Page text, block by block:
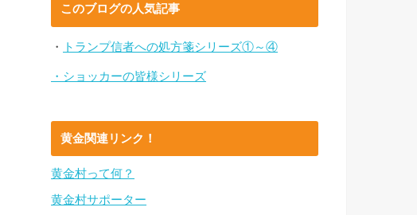
このブログの人気記事
・ トランプ信者への処方箋シリーズ①～④
・ショッカーの皆様シリーズ
黄金関連リンク！
黄金村って何？
黄金村サポーター